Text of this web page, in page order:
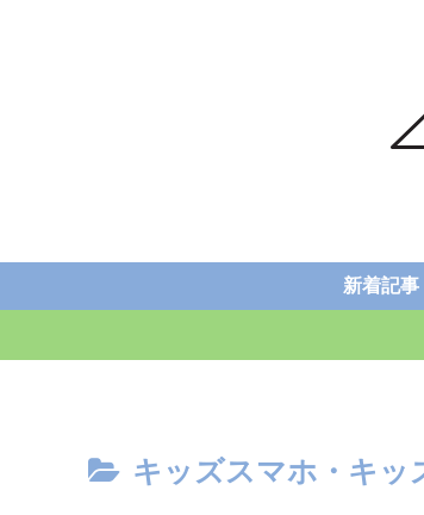
新着記事
キッズスマホ・キッ